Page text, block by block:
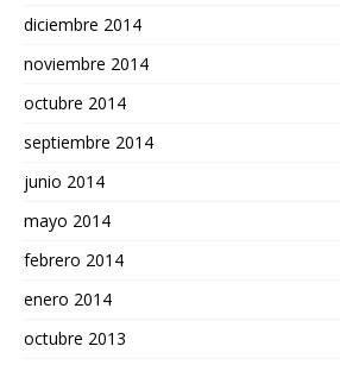
diciembre 2014
noviembre 2014
octubre 2014
septiembre 2014
junio 2014
mayo 2014
febrero 2014
enero 2014
octubre 2013